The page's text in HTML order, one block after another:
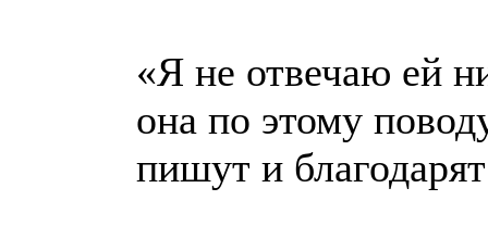
«Я не отвечаю ей
она по этому
пишут и